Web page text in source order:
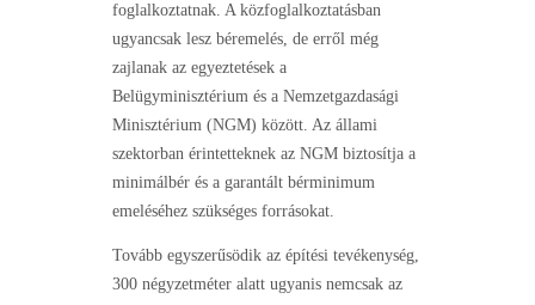
foglalkoztatnak. A közfoglalkoztatásban
ugyancsak lesz béremelés, de erről még
zajlanak az egyeztetések a
Belügyminisztérium és a Nemzetgazdasági
Minisztérium (NGM) között. Az állami
szektorban érintetteknek az NGM biztosítja a
minimálbér és a garantált bérminimum
emeléséhez szükséges forrásokat.
Tovább egyszerűsödik az építési tevékenység,
300 négyzetméter alatt ugyanis nemcsak az